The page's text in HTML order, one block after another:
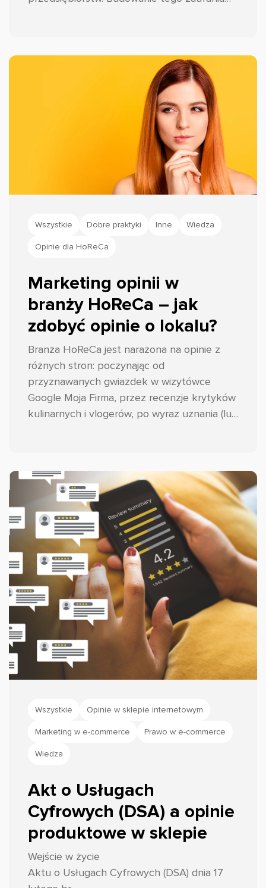
Wszystkie Dobre praktyki Inne Wiedza
Opinie dla HoReCa
Marketing opinii w
branży HoReCa – jak
zdobyć opinie o lokalu?
Branża HoReCa jest narażona na opinie z
różnych stron: poczynając od
przyznawanych gwiazdek w wizytówce
Google Moja Firma, przez recenzje krytyków
kulinarnych i vlogerów, po wyraz uznania (lub
ten proces i skutecznie zbierać opinie w
branży HoReCa!
Wszystkie Opinie w sklepie internetowym
Marketing w e-commerce Prawo w e-commerce
Wiedza
Akt o Usługach
Cyfrowych (DSA) a opinie
produktowe w sklepie
Wejście w życie
Aktu o Usługach Cyfrowych (DSA) dnia 17